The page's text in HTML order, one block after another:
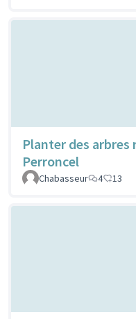
Planter des arbres
Perroncel
Chabasseur
4 13